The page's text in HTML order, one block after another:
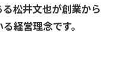
松井文也が創業から
経営理念です。